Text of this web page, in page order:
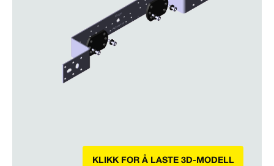
KLIKK FOR Å LASTE 3D-MODELL